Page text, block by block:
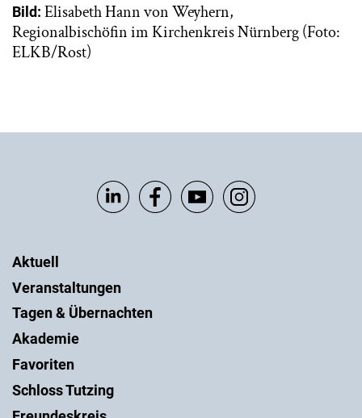
Bild: Elisabeth Hann von Weyhern,
Regionalbischöfin im Kirchenkreis Nürnberg (Foto:
ELKB/Rost)
Aktuell
Veranstaltungen
Tagen & Übernachten
Akademie
Favoriten
Schloss Tutzing